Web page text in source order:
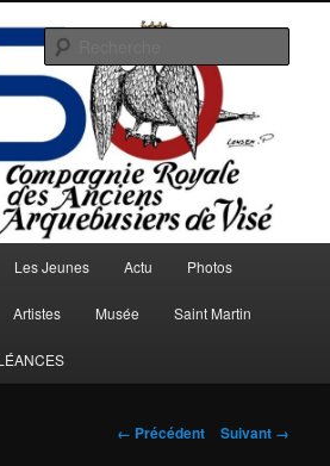
Les Jeunes Actu Photos
Artistes Musée Saint Martin
Navigation
← Précédent Suivant →